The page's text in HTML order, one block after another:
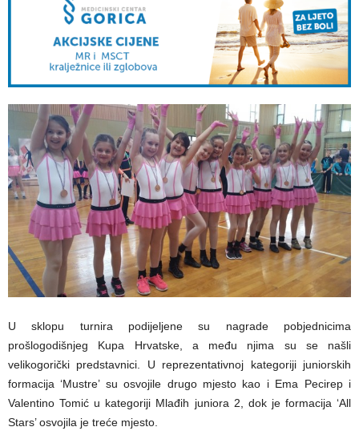
U sklopu turnira podijeljene su nagrade pobjednicima
prošlogodišnjeg Kupa Hrvatske, a među njima su se našli
velikogorički predstavnici. U reprezentativnoj kategoriji juniorskih
formacija ‘Mustre’ su osvojile drugo mjesto kao i Ema Pecirep i
Valentino Tomić u kategoriji Mlađih juniora 2, dok je formacija ‘All
Stars’ osvojila je treće mjesto.